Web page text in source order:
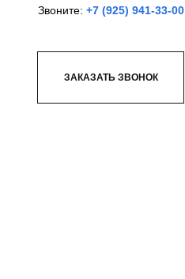
Звоните: +7 (925) 941-33-00
ЗАКАЗАТЬ ЗВОНОК